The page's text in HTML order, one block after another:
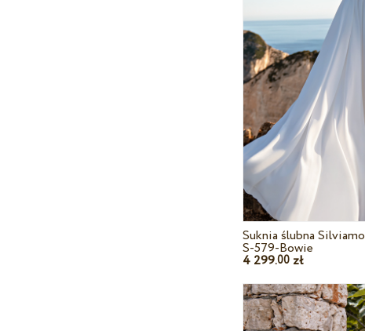
Suknia ślubna Silviamo
S-579-Bowie
4 299.00 zł